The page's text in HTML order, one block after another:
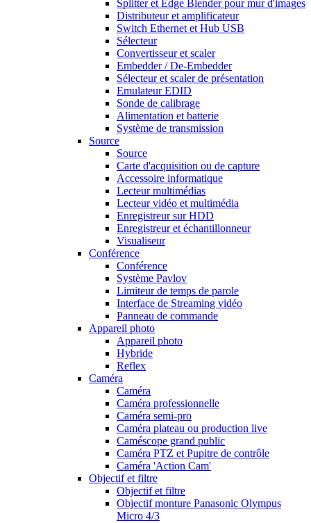
Splitter et Edge Blender pour mur d'images
Distributeur et amplificateur
Switch Ethernet et Hub USB
Sélecteur
Convertisseur et scaler
Embedder / De-Embedder
Sélecteur et scaler de présentation
Emulateur EDID
Sonde de calibrage
Alimentation et batterie
Système de transmission
Source
Source
Carte d'acquisition ou de capture
Accessoire informatique
Lecteur multimédias
Lecteur vidéo et multimédia
Enregistreur sur HDD
Enregistreur et échantillonneur
Visualiseur
Conférence
Conférence
Système Pavlov
Limiteur de temps de parole
Interface de Streaming vidéo
Panneau de commande
Appareil photo
Appareil photo
Hybride
Reflex
Caméra
Caméra
Caméra professionnelle
Caméra semi-pro
Caméra plateau ou production live
Caméscope grand public
Caméra PTZ et Pupitre de contrôle
Caméra 'Action Cam'
Objectif et filtre
Objectif et filtre
Objectif monture Panasonic Olympus
Micro 4/3